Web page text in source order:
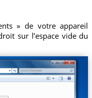
» de votre appareil
sur l’espace vide du